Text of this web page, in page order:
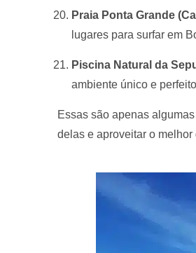
Praia Ponta Grande
lugares para surfar em
Piscina Natural da
ambiente único e
Essas são apenas
delas e aproveitar o